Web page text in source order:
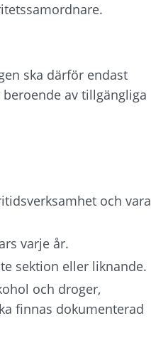
ska därför endast
av tillgängliga
och vara
varje år.
sektion eller liknande.
och droger,
finnas dokumenterad